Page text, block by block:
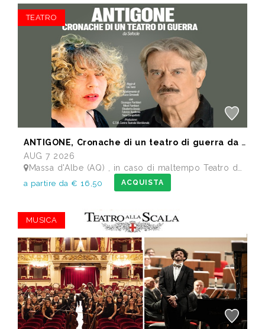
TEATRO
ANTIGONE, Cronache di un teatro di guerra da Sofocle
AUG 7 2026
Massa d'Albe (AQ) , in caso di maltempo Teatro dei Marsi Avezzano AQ - Anfiteatro Romano di Alba Fucens
a partire da € 16,50 ACQUISTA
MUSICA